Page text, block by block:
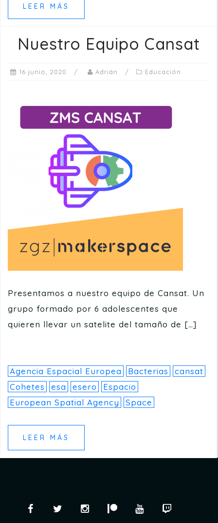
LEER MÁS
Nuestro Equipo Cansat
16 junio, 2020 Adrián Educación
Presentamos a nuestro equipo de Cansat. Un
grupo formado por 6 adolescentes que
quieren llevar un satelite del tamaño de […]
Agencia Espacial Europea Bacterias
cansat
Cohetes
esa esero
Espacio
European Spatial Agency
Space
LEER MÁS
FacebookTwitter InstagramPatreonYouTube